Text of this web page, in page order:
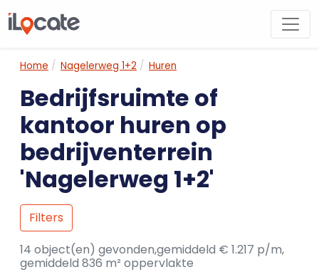
Home Nagelerweg 1+2 Huren
Bedrijfsruimte of
kantoor huren op
bedrijventerrein
'Nagelerweg 1+2'
Filters
14 object(en) gevonden,gemiddeld € 1.217 p/m,
gemiddeld 836 m² oppervlakte